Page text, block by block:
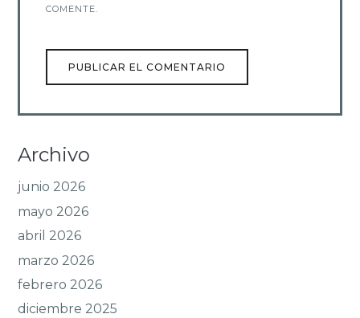
COMENTE.
Archivo
junio 2026
mayo 2026
abril 2026
marzo 2026
febrero 2026
diciembre 2025